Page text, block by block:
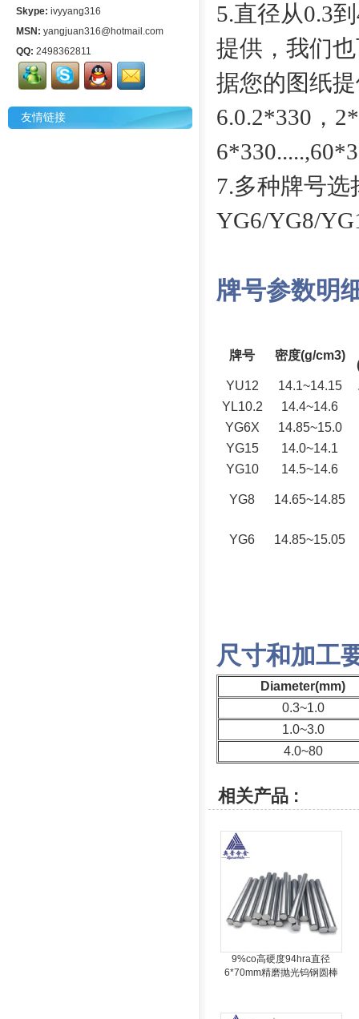
Skype: ivyyang316
MSN: yangjuan316@hotmail.com
QQ: 2498362811
友情链接
5.直径从0.3
提供，我们
据您的图纸
6.0.2*330，
7.多种牌号选
YG6/YG8/
牌号参数明
牌号 密度(g/cm3)
YU12
14.1~14.15
YL10.2
14.4~14.6
YG6X
14.85~15.0
YG15
14.0~14.1
YG10
14.5~14.6
YG8 14.65~14.85
YG6 14.85~15.05
尺寸和加工
Diameter(mm)
0.3~1.0
1.0~3.0
4.0~80
相关产品 :
9%co高硬度94hra直径
6*70mm精磨抛光钨钢圆棒